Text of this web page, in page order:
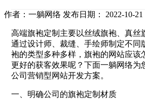
作者：一躺网络 发布日期： 2022-10-21
高端旗袍定制主要以丝绒旗袍、真丝
通过设计师、裁缝、手绘师制定不同
袍的类型多种多样，旗袍的网站应该
更好的获客效果呢？下面一躺网络为
公司营销型网站开发方案。
一、明确公司的旗袍定制材质